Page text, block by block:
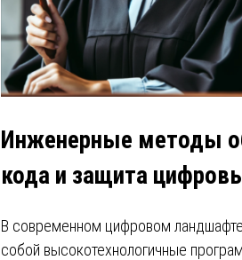
Инженерные методы
кода и защита
В современном цифровом
собой высокотехнологичные